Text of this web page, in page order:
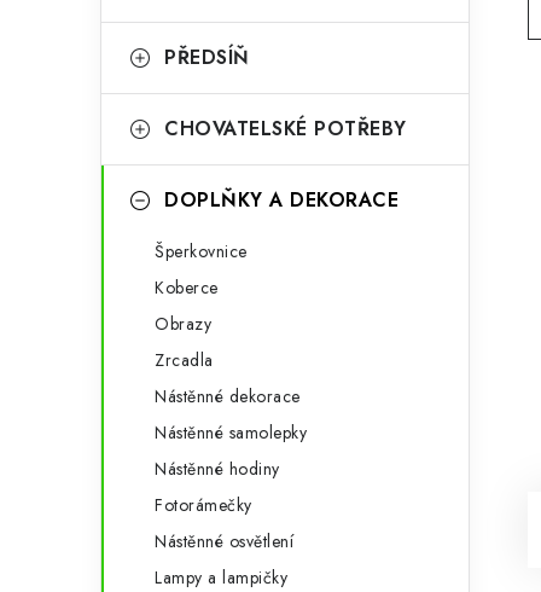
p
e
PŘEDSÍŇ
CHOVATELSKÉ POTŘEBY
DOPLŇKY A DEKORACE
Šperkovnice
Koberce
Obrazy
Zrcadla
Nástěnné dekorace
Nástěnné samolepky
Nástěnné hodiny
Fotorámečky
Nástěnné osvětlení
Lampy a lampičky